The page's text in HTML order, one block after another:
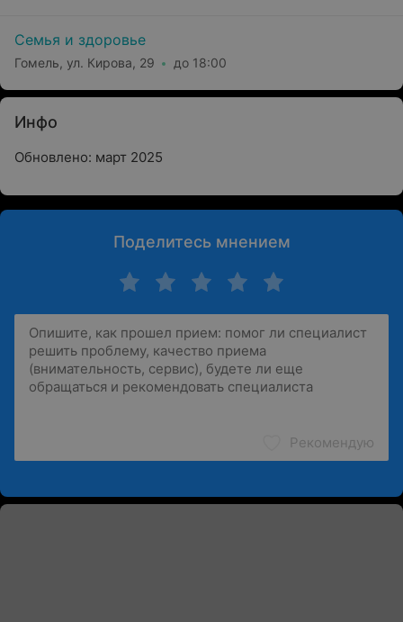
Семья и здоровье
Гомель, ул. Кирова, 29 до 18:00
Инфо
Обновлено: март 2025
Поделитесь мнением
Рекомендую